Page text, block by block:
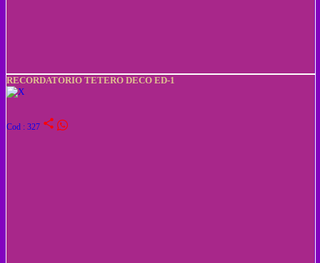
RECORDATORIO TETERO DECO ED-1
Cod : 327 share